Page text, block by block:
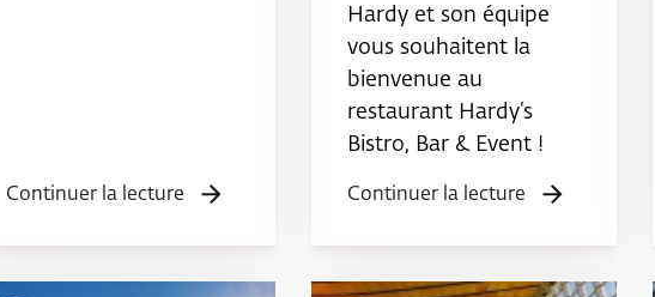
Continuer la lecture
Hardy et son équipe
vous souhaitent la
bienvenue au
restaurant Hardy’s
Bistro, Bar & Event !
Continuer la lecture